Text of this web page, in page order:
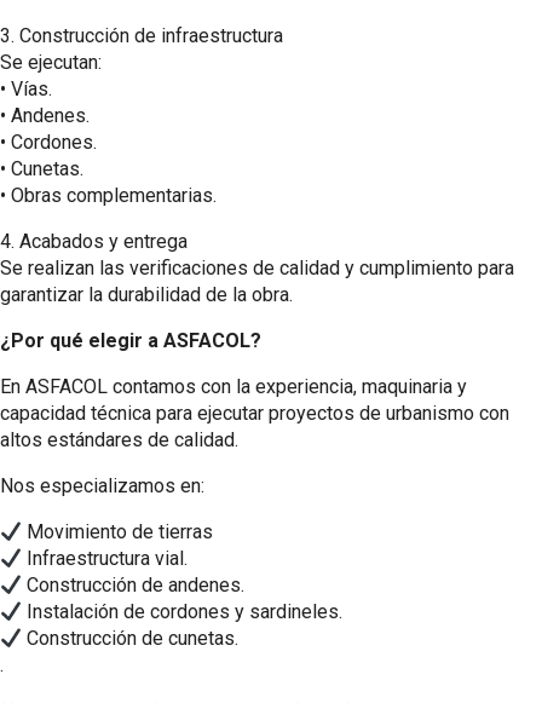
3.⁠ ⁠Construcción de infraestructura
Se ejecutan:
•⁠ ⁠Vías.
•⁠ ⁠Andenes.
•⁠ ⁠Cordones.
•⁠ ⁠Cunetas.
•⁠ ⁠Obras complementarias.
4.⁠ ⁠Acabados y entrega
Se realizan las verificaciones de calidad y cumplimiento para
garantizar la durabilidad de la obra.
¿Por qué elegir a ASFACOL?
En ASFACOL contamos con la experiencia, maquinaria y
capacidad técnica para ejecutar proyectos de urbanismo con
altos estándares de calidad.
Nos especializamos en:
Movimiento de tierras
Infraestructura vial.
Construcción de andenes.
Instalación de cordones y sardineles.
Construcción de cunetas.
.